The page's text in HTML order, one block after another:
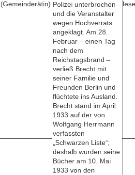
(Gemeinderätin) Polizei unterbrochen
und die Veranstalter
wegen Hochverrats
angeklagt. Am 28.
Februar – einen Tag
nach dem
Reichstagsbrand –
verließ Brecht mit
seiner Familie und
Freunden Berlin und
flüchtete ins Ausland.
Brecht stand im April
1933 auf der von
Wolfgang Herrmann
verfassten
„Schwarzen Liste“;
deshalb wurden seine
Bücher am 10. Mai
1933 von den